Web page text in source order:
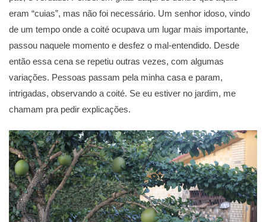
eram “cuias”, mas não foi necessário. Um senhor idoso, vindo
de um tempo onde a coité ocupava um lugar mais importante,
passou naquele momento e desfez o mal-entendido. Desde
então essa cena se repetiu outras vezes, com algumas
variações. Pessoas passam pela minha casa e param,
intrigadas, observando a coité. Se eu estiver no jardim, me
chamam pra pedir explicações.